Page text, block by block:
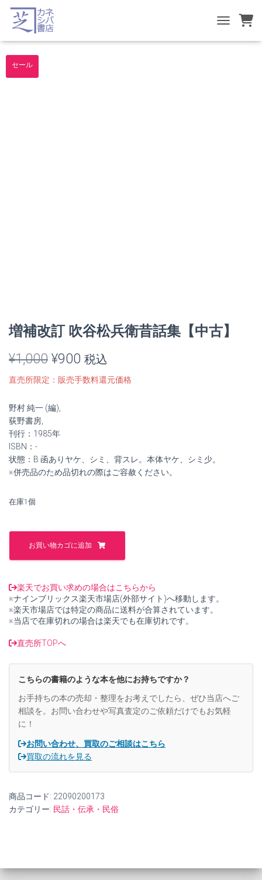
TOGGLE
セール
増補改訂 吹谷松兵衛昔話集【中古】
¥1,000 元
の
価
¥1,000
た。
¥900 現
在
は
す。
税込
直売所限定：販売手数料還元価格
野村 純一 (編),
荻野書房,
刊行：1985年
ISBN：-
状態：B 函ありヤケ、シミ、背スレ。本体ヤケ、シミ少。
※併売品のため品切れの際はご容赦ください。
在庫1個
増
訂
谷
松
兵
衛
話
【中
古】
お買い物カゴに追加
楽天でお買い求めの場合はこちらから
※ナインブリックス楽天市場店(外部サイト)へ移動します。
※楽天市場店では特定の商品に送料が合算されています。
※当店で在庫切れの場合は楽天でも在庫切れです。
直売所TOPへ
こちらの書籍のような本を他にお持ちですか？
お手持ちの本の売却・整理をお考えでしたら、ぜひ当店へご
相談を。お問い合わせや写真査定のご依頼だけでもお気軽
に！
お問い合わせ、買取のご相談はこちら
買取の流れを見る
商品コード: 22090200173
カテゴリー: 民話・伝承・民俗